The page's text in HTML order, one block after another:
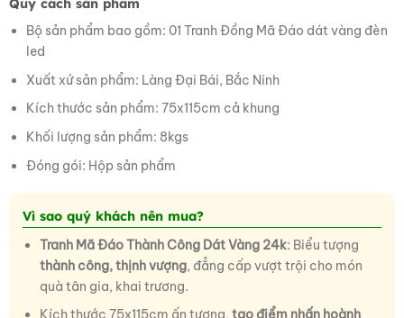
Quy cách sản phẩm
Bộ sản phẩm bao gồm: 01 Tranh Đồng Mã Đáo dát vàng đèn
led
Xuất xứ sản phẩm: Làng Đại Bái, Bắc Ninh
Kích thước sản phẩm: 75x115cm cả khung
Khối lượng sản phẩm: 8kgs
Đóng gói: Hộp sản phẩm
Vì sao quý khách nên mua?
Tranh Mã Đáo Thành Công Dát Vàng 24k: Biểu tượng
thành công, thịnh vượng, đẳng cấp vượt trội cho món
quà tân gia, khai trương.
Kích thước 75x115cm ấn tượng, tạo điểm nhấn hoành